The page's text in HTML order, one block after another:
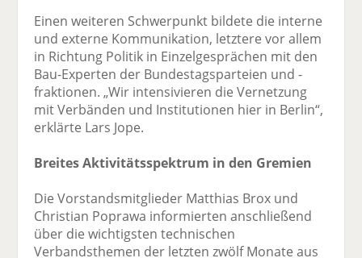
Einen weiteren Schwerpunkt bildete die interne
und externe Kommunikation, letztere vor allem
in Richtung Politik in Einzelgesprächen mit den
Bau-Experten der Bundestagsparteien und -
fraktionen. „Wir intensivieren die Vernetzung
mit Verbänden und Institutionen hier in Berlin“,
erklärte Lars Jope.
Breites Aktivitätsspektrum in den Gremien
Die Vorstandsmitglieder Matthias Brox und
Christian Poprawa informierten anschließend
über die wichtigsten technischen
Verbandsthemen der letzten zwölf Monate aus